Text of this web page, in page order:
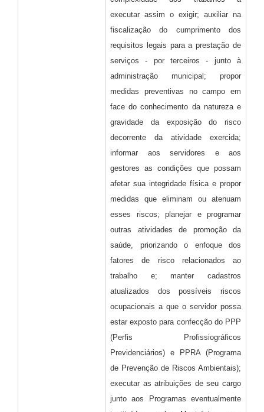
executar assim o exigir; auxiliar na
fiscalização do cumprimento dos
requisitos legais para a prestação de
serviços - por terceiros - junto à
administração municipal; propor
medidas preventivas no campo em
face do conhecimento da natureza e
gravidade da exposição do risco
decorrente da atividade exercida;
informar aos servidores e aos
gestores as condições que possam
afetar sua integridade física e propor
medidas que eliminam ou atenuam
esses riscos; planejar e programar
outras atividades de promoção da
saúde, priorizando o enfoque dos
fatores de risco relacionados ao
trabalho e; manter cadastros
atualizados dos possíveis riscos
ocupacionais a que o servidor possa
estar exposto para confecção do PPP
(Perfis Profissiográficos
Previdenciários) e PPRA (Programa
de Prevenção de Riscos Ambientais);
executar as atribuições de seu cargo
junto aos Programas eventualmente